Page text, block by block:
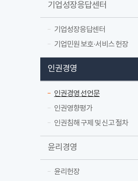
기업성장응답센터
기업성장응답센터
기업민원 보호·서비스 헌장
인권경영
인권경영 선언문
인권영향평가
인권침해 구제 및 신고 절차
윤리경영
윤리헌장